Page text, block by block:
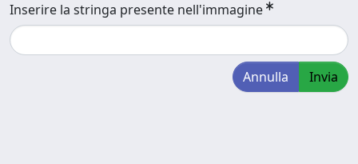
Inserire la stringa presente nell'immagine
Annulla Invia